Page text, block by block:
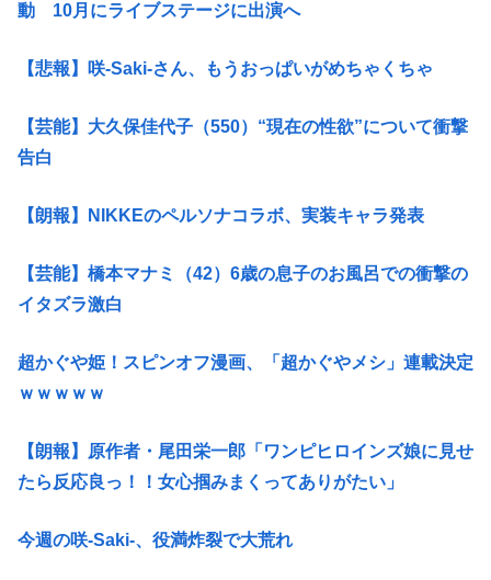
動 10月にライブステージに出演へ
【悲報】咲-Saki-さん、もうおっぱいがめちゃくちゃ
【芸能】大久保佳代子（550）“現在の性欲”について衝撃
告白
【朗報】NIKKEのペルソナコラボ、実装キャラ発表
【芸能】橋本マナミ（42）6歳の息子のお風呂での衝撃の
イタズラ激白
超かぐや姫！スピンオフ漫画、「超かぐやメシ」連載決定
ｗｗｗｗｗ
【朗報】原作者・尾田栄一郎「ワンピヒロインズ娘に見せ
たら反応良っ！！女心掴みまくってありがたい」
今週の咲-Saki-、役満炸裂で大荒れ